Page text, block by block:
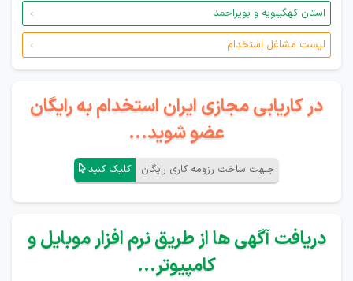
استان کهگیلویه و بویراحمد
لیست مشاغل استخدام
در کاریابی مجازی ایران استخدام به رایگان
عضو شوید...
جـهت ساخت رزومه کاری رایگان کلیک کنید
دریافت آگهی ها از طریق نرم افزار موبایل و
کامپیوتر...